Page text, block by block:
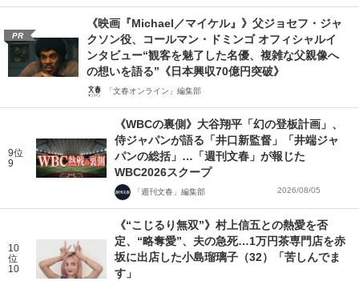
PR
《映画『Michael／マイケル』》父ジョセフ・ジャ
クソン役、コールマン・ドミンゴ オフィシャルイ
ンタビュー“観客を魅了した名優、複雑な父親像へ
の想いを語る”《日本興収70億円突破》
「文春オンライン」編集部
9位
9
《WBCの裏側》大谷翔平「幻の登板計画」、
侍ジャパンが語る「井口新監督」「井端ジャ
パンの総括」…「週刊文春」が報じた
WBC2026スクープ
「週刊文春」編集部 2026/08/05
10
位
10
《“こじるり無双”》村上信五との熱愛を否
定、“略奪愛”、夫の急死…1万円茶専門店を赤
坂に出店した小島瑠璃子（32）「苦しんでま
す」